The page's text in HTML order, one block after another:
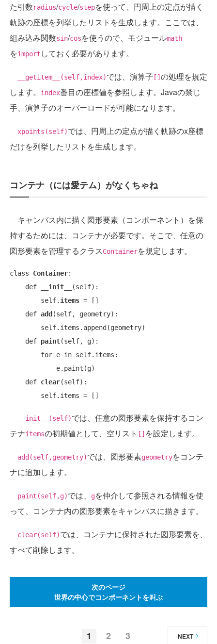
た引数radius/cycle/stepを使って、円周上の定点が描く
軌跡の座標を列挙したリストを生成します。ここでは、
組み込み関数sin/cosを使うので、モジュールmath
をimport しておく必要があります。
__getitem__(self,index)では、演算子 [] の処理を規定
します。
index番目の座標値を参照します。Javaの禁じ
手、演算子のオーバーロードが可能になります。
xpoints(self)では、円周上の定点が描く軌跡のx座標
だけを列挙したリストを生成します。
コンテナ（には愛テム）がなくちゃね
キャンバス内に描く図形要素（コンポーネント）を保
持するためには、コンテナが必要です。そこで、任意の
図形要素を管理するクラスContainerを規定します。
class Container:
    def
__init__
(self):
        self.
items = []
    def
add (self, geometry):
    def
paint(self, g):
    def
clear(self):
__init__(self)では、任意の図形要素を保持するコン
テナitemsの初期値として、空リスト [] を設定します。
add(self,geometry)では、図形要素geometryをコンテ
ナに追加します。
paint(self,g)では、 gを仲介して参照される情報を使
って、コンテナ内の図形要素をキャンバスに描きます。
clear(self)では、コンテナに保持された図形要素を、
すべて削除します。
次のページ
世界の中心でコンポーネントを叫ぶ
1 2 3 NEXT